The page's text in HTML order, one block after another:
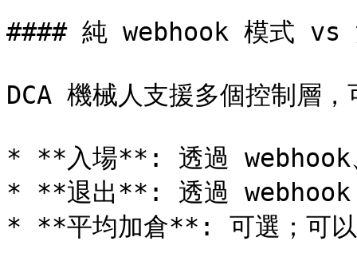
#### 純 webhook 模式 vs
DCA 機械人支援多個控制層
* **入場**: 透過 webhook
* **退出**: 透過 webhook
* **平均加倉**: 可選；可以